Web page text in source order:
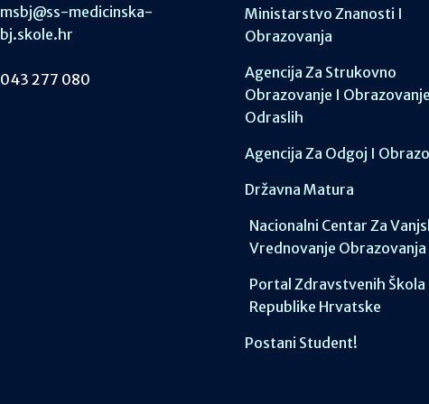
msbj@ss-medicinska-
bj.skole.hr
043 277 080
Ministarstvo Znanosti I
Obrazovanja
Agencija Za Strukovno
Obrazovanje I Obrazovanje
Odraslih
Agencija Za Odgoj I
Državna Matura
Nacionalni Centar Za
Vrednovanje Obrazovanja
Portal Zdravstvenih Škola
Republike Hrvatske
Postani Student!